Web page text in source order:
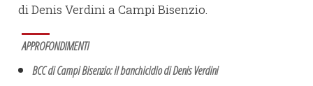
di Denis Verdini a Campi Bisenzio.
APPROFONDIMENTI
BCC di Campi Bisenzio: il banchicidio di Denis Verdini